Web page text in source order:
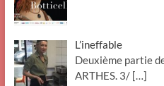
L’ineffable
Deuxième partie
ARTHES. 3/ […]